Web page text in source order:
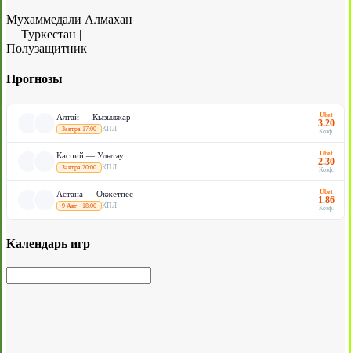
Мухаммедали Алмахан
Туркестан |
Полузащитник
Прогнозы
Алтай — Кызылжар
Завтра 17:00 КПЛ
Ubet
3.20
Коэф.
Каспий — Улытау
Завтра 20:00 КПЛ
Ubet
2.30
Коэф.
Астана — Окжетпес
9 Авг · 18:00 КПЛ
Ubet
1.86
Коэф.
Календарь игр